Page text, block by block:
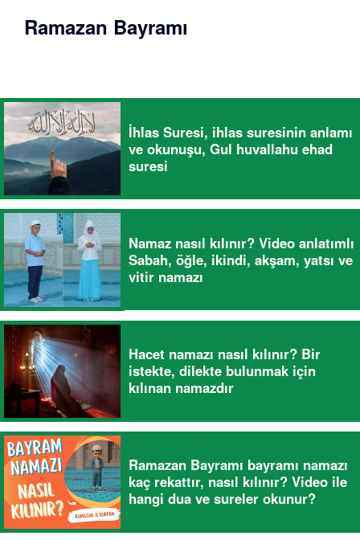
Ramazan Bayramı
İhlas Suresi, ihlas suresinin anlamı
ve okunuşu, Gul huvallahu ehad
suresi
Namaz nasıl kılınır? Video anlatımlı
Sabah, öğle, ikindi, akşam, yatsı ve
vitir namazı
Hacet namazı nasıl kılınır? Bir
istekte, dilekte bulunmak için
kılınan namazdır
Ramazan Bayramı bayramı namazı
kaç rekattır, nasıl kılınır? Video ile
hangi dua ve sureler okunur?